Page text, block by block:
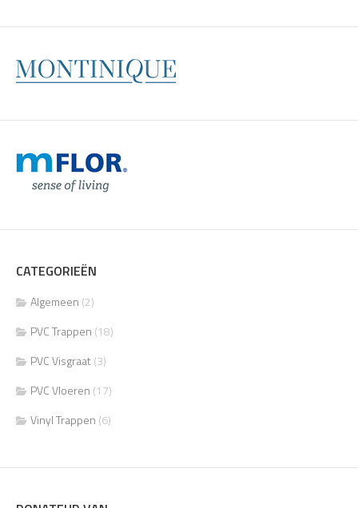
CATEGORIEËN
Algemeen (2)
PVC Trappen (18)
PVC Visgraat(3)
PVC Vloeren (17)
Vinyl Trappen (6)